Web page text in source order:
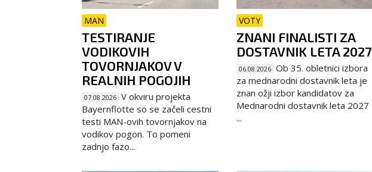
MAN
TESTIRANJE
VODIKOVIH
TOVORNJAKOV V
REALNIH POGOJIH
07.08.2026 V okviru projekta
Bayernflotte so se začeli cestni
testi MAN-ovih tovornjakov na
vodikov pogon. To pomeni
zadnjo fazo...
VOTY
ZNANI FINALISTI ZA
DOSTAVNIK LETA 2027
06.08.2026 Ob 35. obletnici izbora
za mednarodni dostavnik leta je
znan ožji izbor kandidatov za
Mednarodni dostavnik leta 2027
...